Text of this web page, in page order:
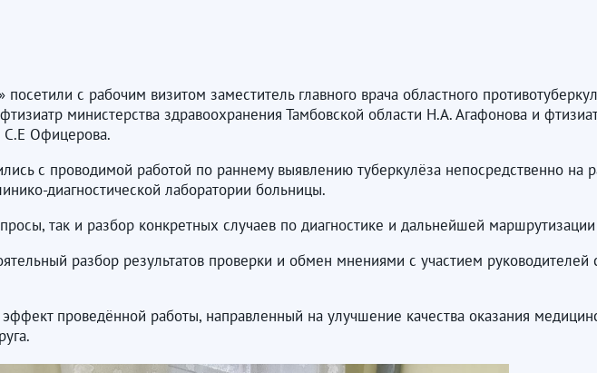
с рабочим визитом заместитель главного врача областного
министерства здравоохранения Тамбовской области Н.А. Агафонова и
С.Е Офицерова.
с проводимой работой по раннему выявлению туберкулёза непосредственно на
диагностической лаборатории больницы.
так и разбор конкретных случаев по диагностике и дальнейшей
разбор результатов проверки и обмен мнениями с участием руководителей
проведённой работы, направленный на улучшение качества оказания